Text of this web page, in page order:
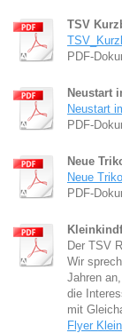
TSV
PDF-
Neustart
Neustart
PDF-
Neue
Neue
PDF-
Der TSV
Wir
Jahren an,
die
mit
Flyer